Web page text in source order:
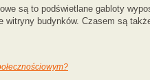
są to podświetlane gabloty
witryny budynków. Czasem są